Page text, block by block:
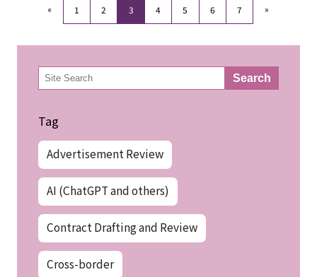
« 1 2 3 4 5 6 7 »
検
索 Search
Tag
Advertisement Review
AI (ChatGPT and others)
Contract Drafting and Review
Cross-border